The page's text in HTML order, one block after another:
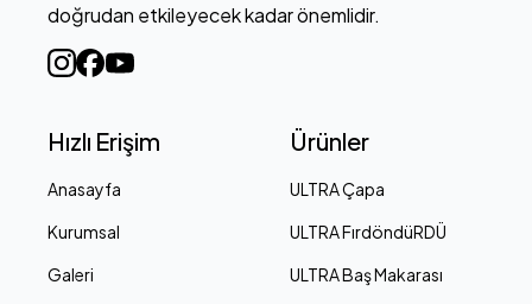
doğrudan etkileyecek kadar önemlidir.
Hızlı Erişim
Anasayfa
Kurumsal
Galeri
Ürünler
ULTRA Çapa
ULTRA FırdöndüRDÜ
ULTRA Baş Makarası